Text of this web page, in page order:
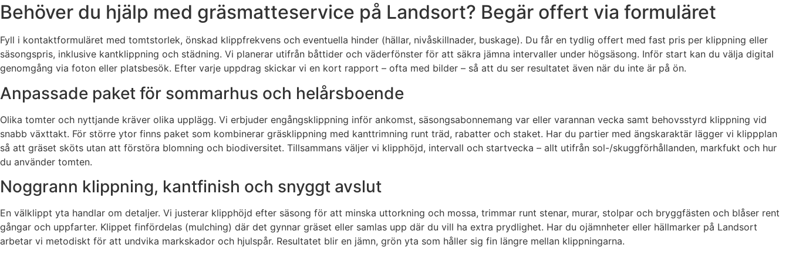
Behöver du hjälp med gräsmatteservice på Landsort? Begär offert via formuläret
Fyll i kontaktformuläret med tomtstorlek, önskad klippfrekvens och eventuella hinder (hällar, nivåskillnader, buskage). Du får en tydlig offert med fast pris per klippning eller
säsongspris, inklusive kantklippning och städning. Vi planerar utifrån båttider och väderfönster för att säkra jämna intervaller under högsäsong. Inför start kan du välja digital
genomgång via foton eller platsbesök. Efter varje uppdrag skickar vi en kort rapport – ofta med bilder – så att du ser resultatet även när du inte är på ön.
Anpassade paket för sommarhus och helårsboende
Olika tomter och nyttjande kräver olika upplägg. Vi erbjuder engångsklippning inför ankomst, säsongsabonnemang var eller varannan vecka samt behovsstyrd klippning vid
snabb växttakt. För större ytor finns paket som kombinerar gräsklippning med kanttrimning runt träd, rabatter och staket. Har du partier med ängskaraktär lägger vi klippplan
så att gräset sköts utan att förstöra blomning och biodiversitet. Tillsammans väljer vi klipphöjd, intervall och startvecka – allt utifrån sol-/skuggförhållanden, markfukt och hur
du använder tomten.
Noggrann klippning, kantfinish och snyggt avslut
En välklippt yta handlar om detaljer. Vi justerar klipphöjd efter säsong för att minska uttorkning och mossa, trimmar runt stenar, murar, stolpar och bryggfästen och blåser rent
gångar och uppfarter. Klippet finfördelas (mulching) där det gynnar gräset eller samlas upp där du vill ha extra prydlighet. Har du ojämnheter eller hällmarker på Landsort
arbetar vi metodiskt för att undvika markskador och hjulspår. Resultatet blir en jämn, grön yta som håller sig fin längre mellan klippningarna.